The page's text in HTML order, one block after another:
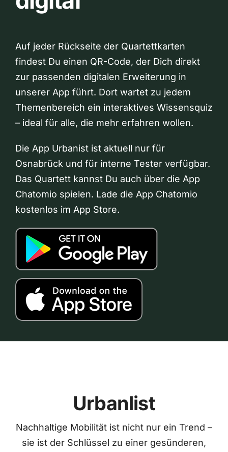
Auf jeder Rückseite der Quartettkarten
findest Du einen QR-Code, der Dich direkt
zur passenden digitalen Erweiterung in
unserer App führt. Dort wartet zu jedem
Themenbereich ein interaktives Wissensquiz
– ideal für alle, die mehr erfahren wollen.
Die App Urbanist ist aktuell nur für
Osnabrück und für interne Tester verfügbar.
Das Quartett kannst Du auch über die App
Chatomio spielen. Lade die App Chatomio
kostenlos im App Store.
Urbanlist
Nachhaltige Mobilität ist nicht nur ein Trend –
sie ist der Schlüssel zu einer gesünderen,